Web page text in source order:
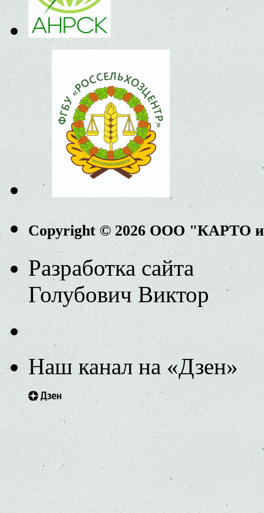
Copyright © 2026 ООО "КАРТО
Разработка сайта
Голубович Виктор
Наш канал на «Дзен»